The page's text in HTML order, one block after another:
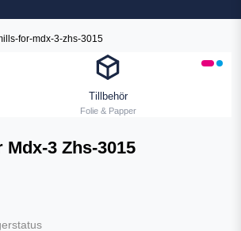
for-mdx-3-zhs-3015
Tillbehör
Folie & Papper
3 Zhs-3015